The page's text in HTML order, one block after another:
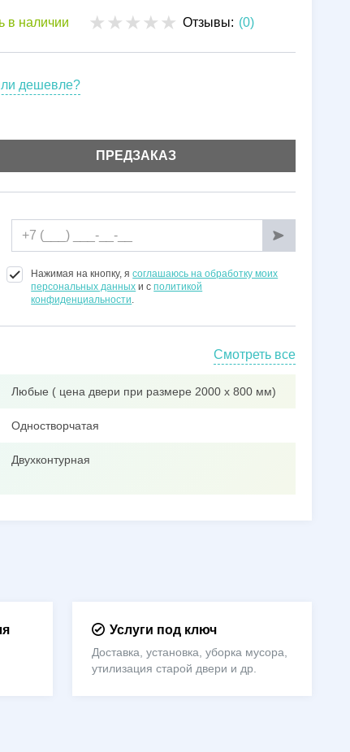
Установка
в наличии Отзывы: (0)
дешевле?
ПРЕДЗАКАЗ
Нажимая на кнопку, ясоглашаюсь на обработку моих
персональных данных и сполитикой
конфиденциальности.
Смотреть все
Любые ( цена двери при размере 2000 х 800 мм)
Одностворчатая
Двухконтурная
Услуги под ключ
Доставка, установка, уборка мусора,
утилизация старой двери и др.